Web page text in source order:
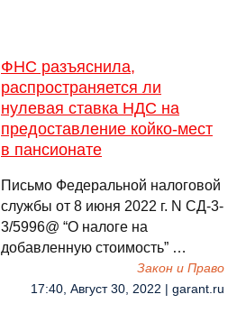
ФНС разъяснила,
распространяется ли
нулевая ставка НДС на
предоставление койко-мест
в пансионате
Письмо Федеральной налоговой
службы от 8 июня 2022 г. N СД-3-
3/5996@ “О налоге на
добавленную стоимость” …
Закон и Право
17:40, Август 30, 2022 | garant.ru